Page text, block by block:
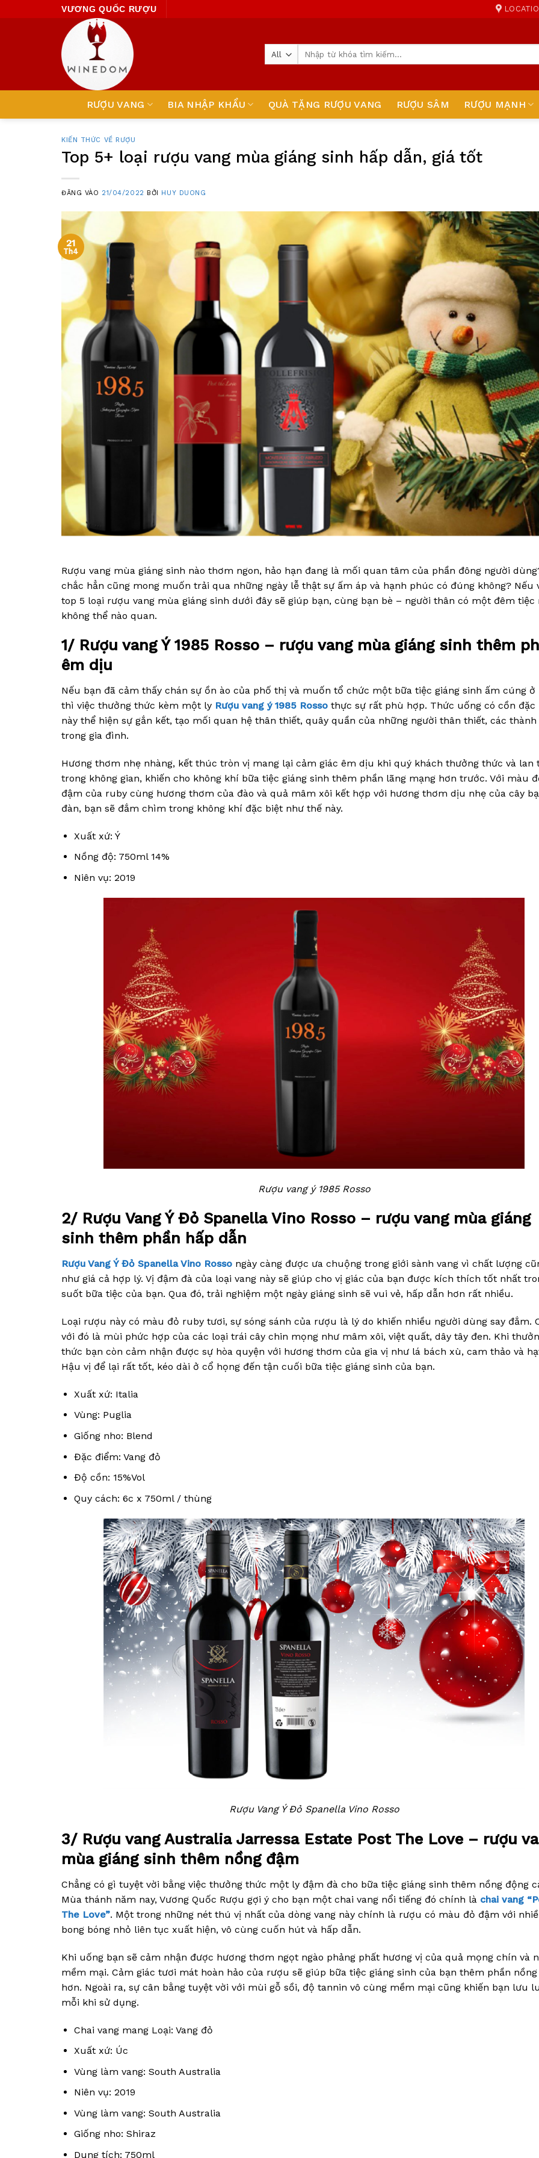
to
VƯƠNG QUỐC RƯỢU
RƯỢU VANG BIA NHẬP KHẨU QUÀ TẶNG RƯỢU VANG RƯỢU SÂM RƯỢU MẠNH
KIẾN THỨC VỀ RƯỢU
Top 5+ loại rượu vang mùa giáng sinh hấp dẫn, giá tốt
ĐĂNG VÀO 21/04/2022 BỞI HUY DUONG
21
Th4
Rượu vang mùa giáng sinh nào thơm ngon, hảo hạn đang là mối quan tâm của phần đông người
chắc hẳn cũng mong muốn trải qua những ngày lễ thật sự ấm áp và hạnh phúc có đúng không? Nếu
top 5 loại rượu vang mùa giáng sinh dưới đây sẽ giúp bạn, cùng bạn bè – người thân có một đêm tiệc
không thể nào quan.
1/ Rượu vang Ý 1985 Rosso – rượu vang mùa giáng sinh thêm
êm dịu
Nếu bạn đã cảm thấy chán sự ồn ào của phố thị và muốn tổ chức một bữa tiệc giáng sinh ấm cúng ở
thì việc thưởng thức kèm một ly Rượu vang ý 1985 Rosso thực sự rất phù hợp. Thức uống có cồn đặc
này thể hiện sự gắn kết, tạo mối quan hệ thân thiết, quây quần của những người thân thiết, các thành
trong gia đình.
Hương thơm nhẹ nhàng, kết thúc tròn vị mang lại cảm giác êm dịu khi quý khách thưởng thức và lan
trong không gian, khiến cho không khí bữa tiệc giáng sinh thêm phần lãng mạng hơn trước. Với màu
đậm của ruby ​​cùng hương thơm của đào và quả mâm xôi kết hợp với hương thơm dịu nhẹ của cây
đàn, bạn sẽ đắm chìm trong không khí đặc biệt như thế này.
Xuất xứ: Ý
Nồng độ: 750ml 14%
Niên vụ: 2019
Rượu vang ý 1985 Rosso
2/ Rượu Vang Ý Đỏ Spanella Vino Rosso – rượu vang mùa giáng
sinh thêm phần hấp dẫn
Rượu Vang Ý Đỏ Spanella Vino Rosso ngày càng được ưa chuộng trong giới sành vang vì chất lượng
như giá cả hợp lý. Vị đậm đà của loại vang này sẽ giúp cho vị giác của bạn được kích thích tốt nhất
suốt bữa tiệc của bạn. Qua đó, trải nghiệm một ngày giáng sinh sẽ vui vẻ, hấp dẫn hơn rất nhiều.
Loại rượu này có màu đỏ ruby tươi, sự sóng sánh của rượu là lý do khiến nhiều người dùng say đắm.
với đó là mùi phức hợp của các loại trái cây chin mọng như mâm xôi, việt quất, dây tây đen. Khi
thức bạn còn cảm nhận được sự hòa quyện với hương thơm của gia vị như lá bách xù, cam thảo và
Hậu vị để lại rất tốt, kéo dài ở cổ họng đến tận cuối bữa tiệc giáng sinh của bạn.
Xuất xứ: Italia
Vùng: Puglia
Giống nho: Blend
Đặc điểm: Vang đỏ
Độ cồn: 15%Vol
Quy cách: 6c x 750ml / thùng
Rượu Vang Ý Đỏ Spanella Vino Rosso
3/ Rượu vang Australia Jarressa Estate Post The Love – rượu
mùa giáng sinh thêm nồng đậm
Chẳng có gì tuyệt vời bằng việc thưởng thức một ly đậm đà cho bữa tiệc giáng sinh thêm nồng động
Mùa thánh năm nay, Vương Quốc Rượu gợi ý cho bạn một chai vang nổi tiếng đó chính là chai vang
The Love”. Một trong những nét thú vị nhất của dòng vang này chính là rượu có màu đỏ đậm với
bong bóng nhỏ liên tục xuất hiện, vô cùng cuốn hút và hấp dẫn.
Khi uống bạn sẽ cảm nhận được hương thơm ngọt ngào phảng phất hương vị của quả mọng chín và
mềm mại. Cảm giác tươi mát hoàn hảo của rượu sẽ giúp bữa tiệc giáng sinh của bạn thêm phần
hơn. Ngoài ra, sự cân bằng tuyệt vời với mùi gỗ sồi, độ tannin vô cùng mềm mại cũng khiến bạn lưu
mỗi khi sử dụng.
Chai vang mang Loại: Vang đỏ
Xuất xứ: Úc
Vùng làm vang: South Australia
Niên vụ: 2019
Vùng làm vang: South Australia
Giống nho: Shiraz
Dung tích: 750ml